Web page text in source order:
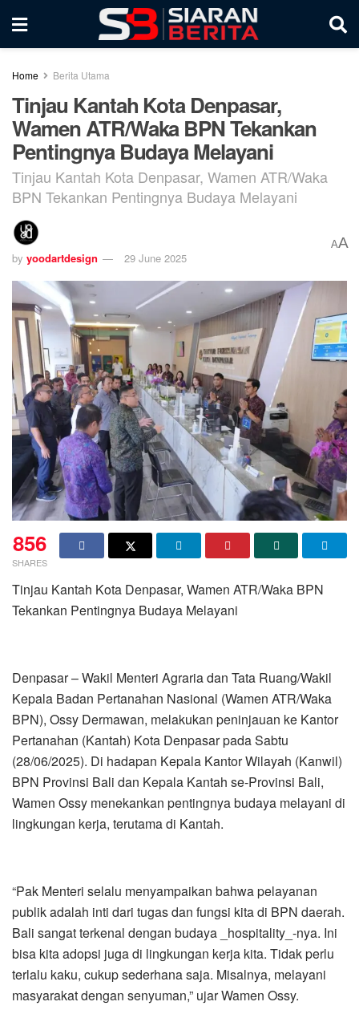
Home Berita Utama
Tinjau Kantah Kota Denpasar,
Wamen ATR/Waka BPN Tekankan
Pentingnya Budaya Melayani
Tinjau Kantah Kota Denpasar, Wamen ATR/Waka
BPN Tekankan Pentingnya Budaya Melayani
by yoodartdesign 29 June 2025
AA
856
SHARES
Tinjau Kantah Kota Denpasar, Wamen ATR/Waka BPN
Tekankan Pentingnya Budaya Melayani
Denpasar – Wakil Menteri Agraria dan Tata Ruang/Wakil
Kepala Badan Pertanahan Nasional (Wamen ATR/Waka
BPN), Ossy Dermawan, melakukan peninjauan ke Kantor
Pertanahan (Kantah) Kota Denpasar pada Sabtu
(28/06/2025). Di hadapan Kepala Kantor Wilayah (Kanwil)
BPN Provinsi Bali dan Kepala Kantah se-Provinsi Bali,
Wamen Ossy menekankan pentingnya budaya melayani di
lingkungan kerja, terutama di Kantah.
“Pak Menteri selalu menyampaikan bahwa pelayanan
publik adalah inti dari tugas dan fungsi kita di BPN daerah.
Bali sangat terkenal dengan budaya _hospitality_-nya. Ini
bisa kita adopsi juga di lingkungan kerja kita. Tidak perlu
terlalu kaku, cukup sederhana saja. Misalnya, melayani
masyarakat dengan senyuman,” ujar Wamen Ossy.